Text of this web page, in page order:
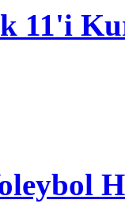
11'i